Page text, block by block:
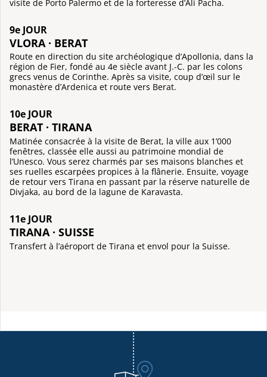
visite de Porto Palermo et de la forteresse d’Ali Pacha.
9e JOUR
VLORA · BERAT
Route en direction du site archéologique d’Apollonia, dans la
région de Fier, fondé au 4e siècle avant J.-C. par les colons
grecs venus de Corinthe. Après sa visite, coup d’œil sur le
monastère d’Ardenica et route vers Berat.
10e JOUR
BERAT · TIRANA
Matinée consacrée à la visite de Berat, la ville aux 1’000
fenêtres, classée elle aussi au patrimoine mondial de
l’Unesco. Vous serez charmés par ses maisons blanches et
ses ruelles escarpées propices à la flânerie. Ensuite, voyage
de retour vers Tirana en passant par la réserve naturelle de
Divjaka, au bord de la lagune de Karavasta.
11e JOUR
TIRANA · SUISSE
Transfert à l’aéroport de Tirana et envol pour la Suisse.